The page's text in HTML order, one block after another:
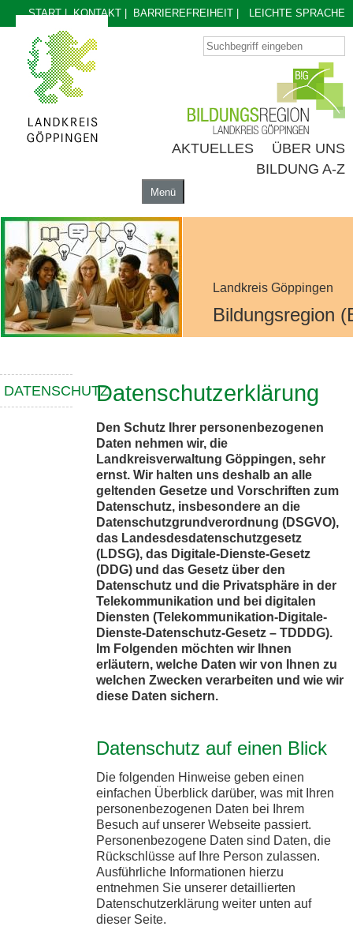
START|KONTAKT BARRIEREFREIHEIT LEICHTE SPRACHE
AKTUELLES
ÜBER UNS
BILDUNG A-Z
Menü
AKTUELLES
BILDUNG A-Z
Landkreis Göppingen
Bildungsregion
DATENSCHUTZDatenschutzerklärung
Den Schutz Ihrer personenbezogenen
Daten nehmen wir, die
Landkreisverwaltung Göppingen, sehr
ernst. Wir halten uns deshalb an alle
geltenden Gesetze und Vorschriften zum
Datenschutz, insbesondere an die
Datenschutzgrundverordnung (DSGVO),
das Landesdesdatenschutzgesetz
(LDSG), das Digitale-Dienste-Gesetz
(DDG) und das Gesetz über den
Datenschutz und die Privatsphäre in der
Telekommunikation und bei digitalen
Diensten (Telekommunikation-Digitale-
Dienste-Datenschutz-Gesetz – TDDDG).
Im Folgenden möchten wir Ihnen
erläutern, welche Daten wir von Ihnen zu
welchen Zwecken verarbeiten und wie wir
diese Daten sichern.
Datenschutz auf einen Blick
Die folgenden Hinweise geben einen
einfachen Überblick darüber, was mit Ihren
personenbezogenen Daten bei Ihrem
Besuch auf unserer Webseite passiert.
Personenbezogene Daten sind Daten, die
Rückschlüsse auf Ihre Person zulassen.
Ausführliche Informationen hierzu
entnehmen Sie unserer detaillierten
Datenschutzerklärung weiter unten auf
dieser Seite.